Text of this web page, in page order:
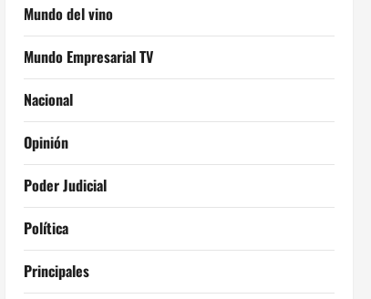
Mundo del vino
Mundo Empresarial TV
Nacional
Opinión
Poder Judicial
Política
Principales